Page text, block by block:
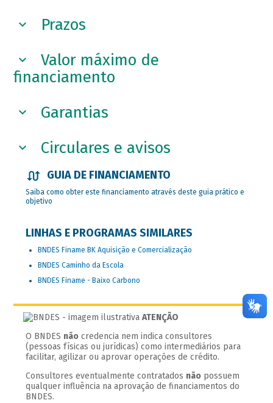
Prazos
Valor máximo de
financiamento
Garantias
Circulares e avisos
GUIA DE FINANCIAMENTO
Saiba como obter este financiamento através deste guia prático e
objetivo
LINHAS E PROGRAMAS SIMILARES
BNDES Finame BK Aquisição e Comercialização
BNDES Caminho da Escola
BNDES Finame - Baixo Carbono
ATENÇÃO
O BNDES não credencia nem indica consultores
(pessoas físicas ou jurídicas) como intermediários para
facilitar, agilizar ou aprovar operações de crédito.
Consultores eventualmente contratados não possuem
qualquer influência na aprovação de financiamentos do
BNDES.